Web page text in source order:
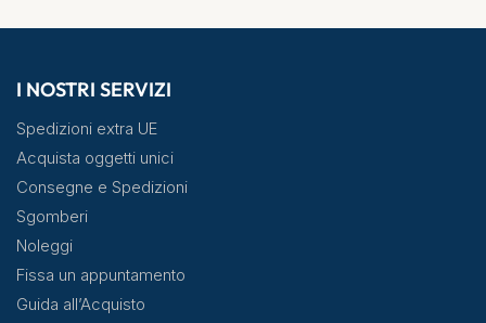
I NOSTRI SERVIZI
Spedizioni extra UE
Acquista oggetti unici
Consegne e Spedizioni
Sgomberi
Noleggi
Fissa un appuntamento
Guida all’Acquisto